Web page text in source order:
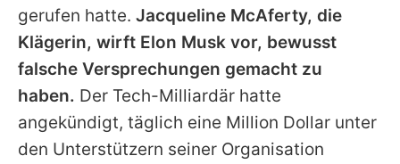
Redaktionelle Richtlinien
Impressum
Datenschutzerklärung
Nutzungsbedingungen
gerufen hatte. Jacqueline McAferty, die
Klägerin, wirft Elon Musk vor, bewusst
falsche Versprechungen gemacht zu
haben. Der Tech-Milliardär hatte
angekündigt, täglich eine Million Dollar unter
den Unterstützern seiner Organisation